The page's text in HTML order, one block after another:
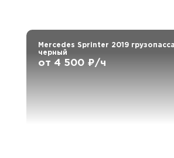
Mercedes Sprinter 2019
черный
от 4 500 ₽/ч